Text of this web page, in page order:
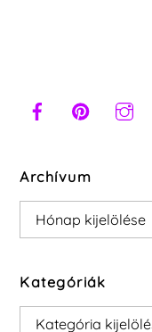
Archívum
Archívum
Kategóriák
Kategóriák